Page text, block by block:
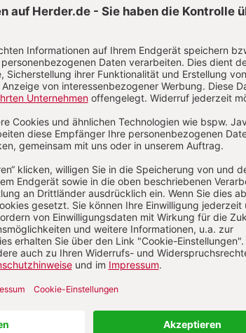
Abo testen
Publizist; lebt in der Nähe von
des Glaubens und der